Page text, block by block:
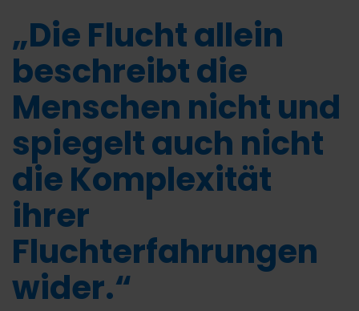
„Die Flucht allein
beschreibt die
Menschen nicht und
spiegelt auch nicht
die Komplexität
ihrer
Fluchterfahrungen
wider.“